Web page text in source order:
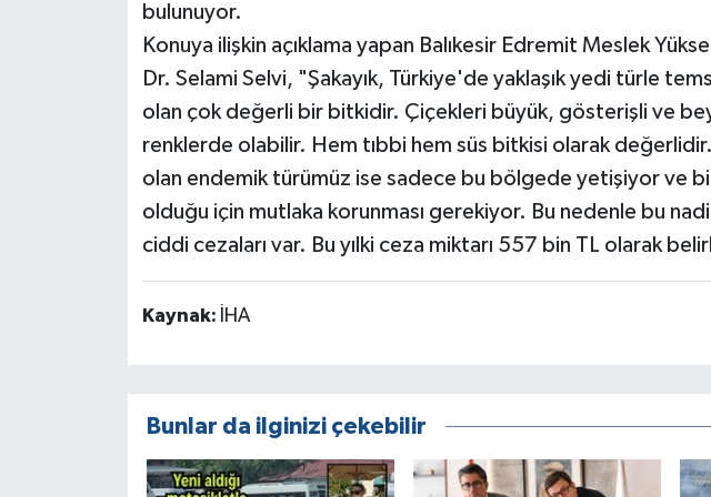
bulunuyor.
Konuya ilişkin açıklama yapan Balıkesir Edremit Meslek
Dr. Selami Selvi, "Şakayık, Türkiye'de yaklaşık yedi türle
olan çok değerli bir bitkidir. Çiçekleri büyük, gösterişli ve
renklerde olabilir. Hem tıbbi hem süs bitkisi olarak
olan endemik türümüz ise sadece bu bölgede yetişiyor ve
olduğu için mutlaka korunması gerekiyor. Bu nedenle bu
ciddi cezaları var. Bu yılki ceza miktarı 557 bin TL olarak
Kaynak: İHA
Bunlar da ilginizi çekebilir